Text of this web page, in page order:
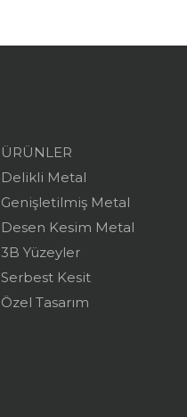
ÜRÜNLER
Delikli Metal
Genişletilmiş Metal
Desen Kesim Metal
3B Yüzeyler
Serbest Kesit
Özel Tasarım